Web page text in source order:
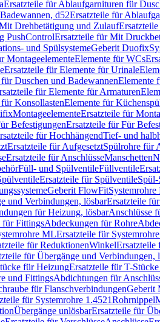
Ersatzteile für Ablaufgarnituren für
d52Ersatzteile für
Drehbetätigung und Zulauf
PushControlErsatzteile für Mit
und SpülsystemeGeberit Duofix
MontageelementeElemente für WCs
Ersatzteile für Elemente für Urinale
Duschen und BadewannenElemente
für Elemente für Armaturen
KonsollastenElemente für
MontageelementeErsatzteile für
BefestigungenErsatzteile für Für
für HochhängendTief- und
Ersatzteile für AufgesetztSpülrohre für
Ersatzteile für AnschlüsseManschetten
Füll- und SpülventileFüllventile
Ersatzteile für Spülventile
Geberit FlowFit
und Verbindungen, lösbarErsatzteile
für Heizung, lösbarAnschlüsse
für FittingsAbdeckungen für Rohre
MLErsatzteile für
für ReduktionenWinkelErsatzteile
für Übergänge und Verbindungen,
für HeizungErsatzteile für T-
und FittingsAbdichtungen für
für FlanschverbindungenGeberit
für Systemrohre 1.4521Rohrnippel
Übergänge unlösbarErsatzteile für